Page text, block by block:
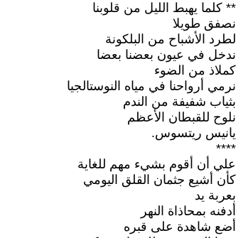
** كلما يهبط الليل من قلوبنا
نصفق طويلا
لطرد الأشباح من البلكونة
ندخل في عيون بعضنا بعضا
كملاذ من الضوء
نرمي أرواحنا في مياه النوستالجيا
بثياب شفيفة من الندم
نلوح للقبطان الأعظم
يانيس ريتسوس.
****
علي أن أقوم بشيء مهم للغاية
كأن أشيع جثمان القلق اليومي
بعربة يد
أدفنه بمحاذاة النهر
أضع شاهدة على قبره